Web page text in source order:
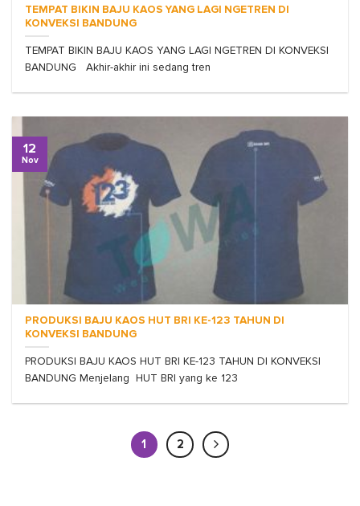
TEMPAT BIKIN BAJU KAOS YANG LAGI NGETREN DI
KONVEKSI BANDUNG
TEMPAT BIKIN BAJU KAOS YANG LAGI NGETREN DI KONVEKSI
BANDUNG Akhir-akhir ini sedang tren
PRODUKSI BAJU KAOS HUT BRI KE-123 TAHUN DI
KONVEKSI BANDUNG
PRODUKSI BAJU KAOS HUT BRI KE-123 TAHUN DI KONVEKSI
BANDUNG Menjelang HUT BRI yang ke 123
12
Nov
1 2